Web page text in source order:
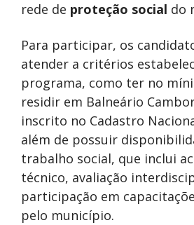
rede de proteção social do
Para participar, os
atender a critérios
programa, como ter no
residir em Balneário
inscrito no Cadastro
além de possuir
trabalho social, que inclui
técnico, avaliação
participação em
pelo município.